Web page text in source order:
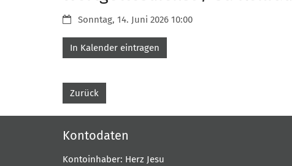
Datum:Sonntag, 14. Juni 2026 10:00
In Kalender eintragen
Zurück
Kontodaten
Kontoinhaber: Herz Jesu